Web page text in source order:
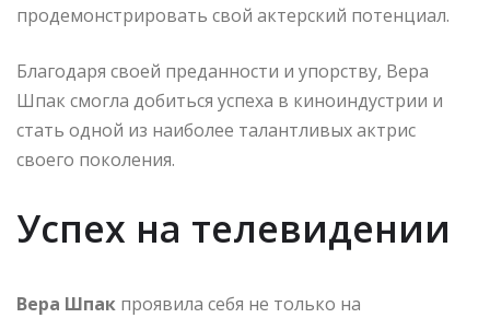
продемонстрировать свой актерский потенциал.
Благодаря своей преданности и упорству, Вера
Шпак смогла добиться успеха в киноиндустрии и
стать одной из наиболее талантливых актрис
своего поколения.
Успех на телевидении
Вера Шпак проявила себя не только на